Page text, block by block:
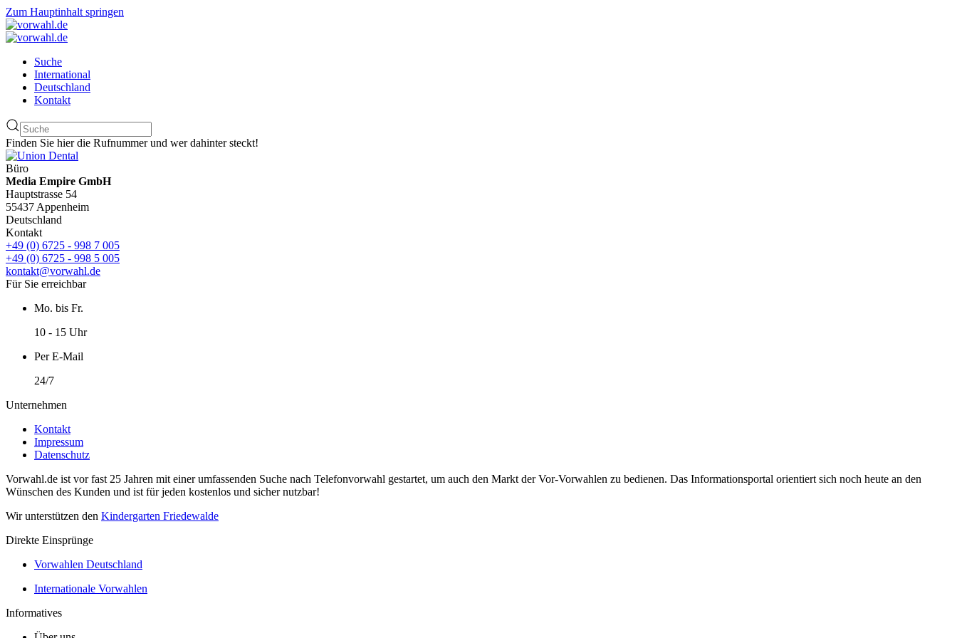
Zum Hauptinhalt springen
Suche
International
Deutschland
Kontakt
Finden Sie hier die Rufnummer und wer dahinter steckt!
Büro
Media Empire GmbH
Hauptstrasse 54
55437 Appenheim
Deutschland
Kontakt
+49 (0) 6725 - 998 7 005
+49 (0) 6725 - 998 5 005
kontakt@vorwahl.de
Für Sie erreichbar
Mo. bis Fr.
10 - 15 Uhr
Per E-Mail
24/7
Unternehmen
Kontakt
Impressum
Datenschutz
Vorwahl.de ist vor fast 25 Jahren mit einer umfassenden Suche nach Telefonvorwahl gestartet, um auch den Markt der Vor-Vorwahlen zu bedienen. Das Informationsportal orientiert sich noch heute an den
Wünschen des Kunden und ist für jeden kostenlos und sicher nutzbar!
Wir unterstützen den Kindergarten Friedewalde
Direkte Einsprünge
Vorwahlen Deutschland
Internationale Vorwahlen
Informatives